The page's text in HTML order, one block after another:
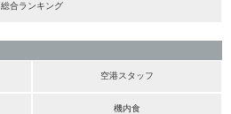
総合ランキング
空港スタッフ
機内食